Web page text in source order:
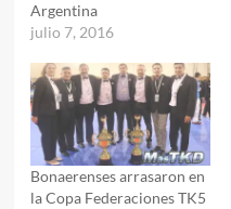
Argentina
julio 7, 2016
Bonaerenses arrasaron en
la Copa Federaciones TK5